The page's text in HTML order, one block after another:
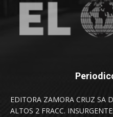
EDITORA ZAMORA CRUZ SA
ALTOS 2 FRACC.